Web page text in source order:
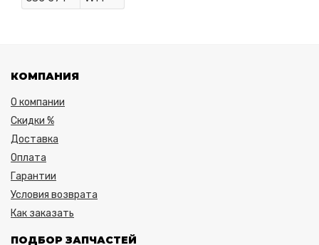
КОМПАНИЯ
О компании
Скидки %
Доставка
Оплата
Гарантии
Условия возврата
Как заказать
ПОДБОР ЗАПЧАСТЕЙ